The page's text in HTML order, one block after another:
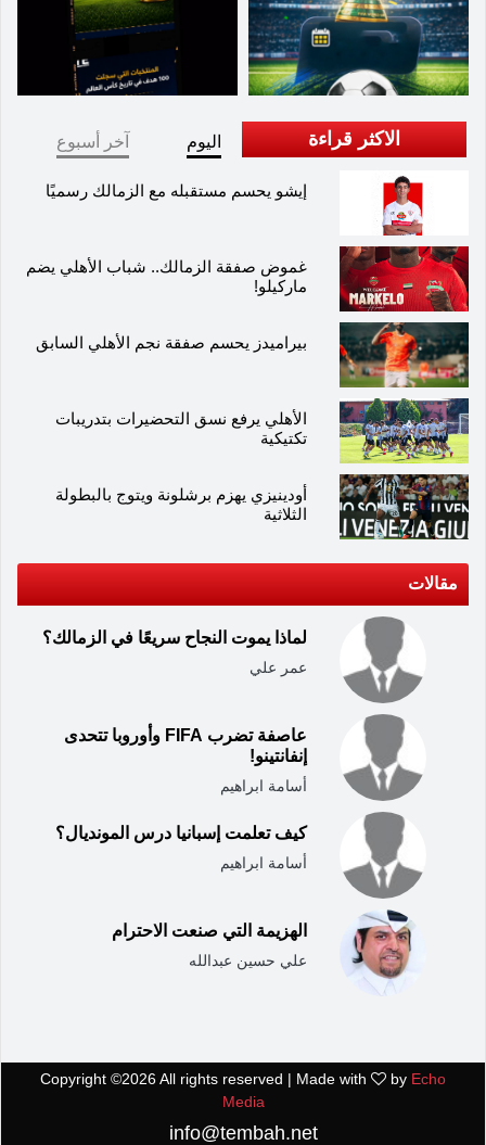
الاكثر قراءة اليوم آخر أسبوع
إيشو يحسم مستقبله مع الزمالك رسميًا
غموض صفقة الزمالك.. شباب الأهلي يضم
ماركيلو!
بيراميدز يحسم صفقة نجم الأهلي السابق
الأهلي يرفع نسق التحضيرات بتدريبات
تكتيكية
أودينيزي يهزم برشلونة ويتوج بالبطولة
الثلاثية
مقالات
لماذا يموت النجاح سريعًا في الزمالك؟
عمر علي
عاصفة تضرب FIFA وأوروبا تتحدى
إنفانتينو!
أسامة ابراهيم
كيف تعلمت إسبانيا درس المونديال؟
أسامة ابراهيم
الهزيمة التي صنعت الاحترام
علي حسين عبدالله
Copyright ©2026 All rights reserved | Made with by Echo
Media
info@tembah.net